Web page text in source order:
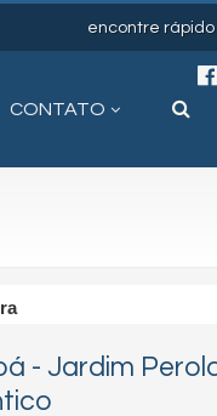
encontre rápido
CONTATO
- Jardim